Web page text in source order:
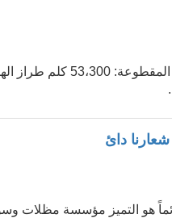
تويوتا لاند كروزر 2014
دائ